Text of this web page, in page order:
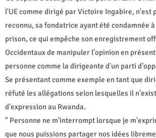
l'UE comme dirigé par Victoire Ingabire, n'est
reconnu, sa fondatrice ayant été condamnée
prison, ce qui empêche son enregistrement
Occidentaux de manipuler l'opinion en
personne comme la dirigeante d'un parti
Se présentant comme exemple en tant que
réfuté les allégations selon lesquelles il
d'expression au Rwanda.
" Personne ne m'interrompt lorsque je
que nous puissions partager nos idées